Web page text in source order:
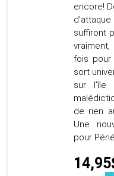
encore!
suffiront
fois pour
sort
sur
de rien
Une
pour